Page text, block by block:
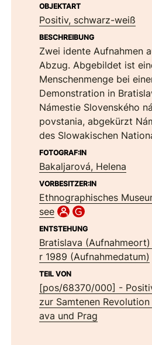
OBJEKTART
Positiv, schwarz-weiß
BESCHREIBUNG
Zwei idente Aufnahmen
Abzug. Abgebildet ist
Menschenmenge bei
Demonstration in
Námestie Slovenského
povstania, abgekürzt
des Slowakischen
FOTOGRAF:IN
Bakaljarová, Helena
VORBESITZER:IN
Ethnographisches
see
ENTSTEHUNG
Bratislava
r 1989 (Aufnahmedatum)
TEIL VON
[pos/68370/000] -
zur Samtenen
ava und Prag